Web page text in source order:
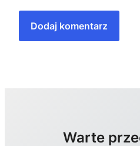
Warte